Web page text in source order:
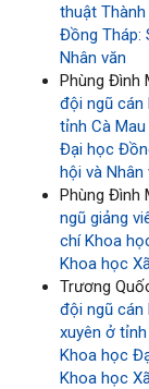
thuật
Đồng Tháp:
Nhân văn
Phùng Đình
đội ngũ cán
tỉnh Cà
Đại học
hội và Nhân
Phùng Đình
ngũ giảng
chí Khoa
Khoa học
Trương
đội ngũ cán
xuyên ở
Khoa học
Khoa học